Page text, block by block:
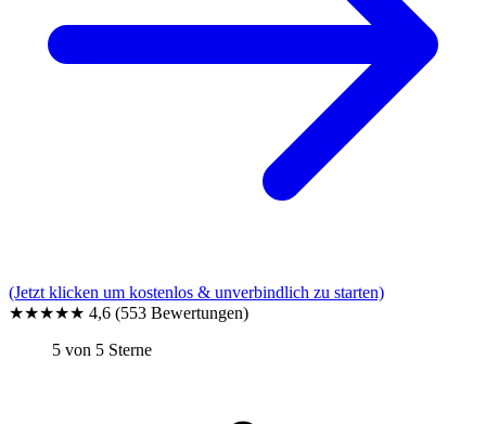
(Jetzt klicken um kostenlos & unverbindlich zu starten)
★★★★★ 4,6 (553 Bewertungen)
5 von 5 Sterne